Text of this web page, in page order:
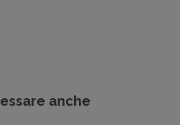
anche